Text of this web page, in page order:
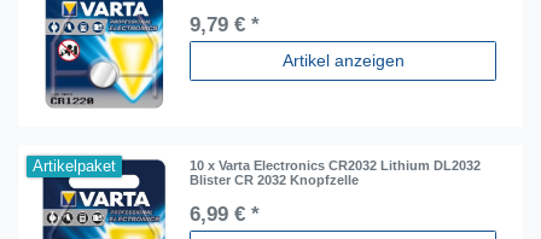
9,79 € *
Artikel anzeigen
Artikelpaket
10 x Varta Electronics CR2032 Lithium DL2032
Blister CR 2032 Knopfzelle
6,99 € *